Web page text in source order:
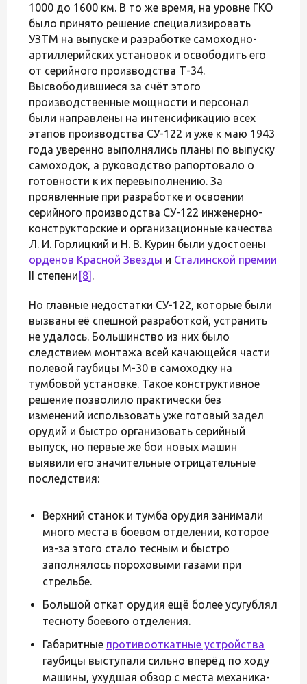
1000 до 1600 км. В то же время, на уровне ГКО
было принято решение специализировать
УЗТМ на выпуске и разработке самоходно-
артиллерийских установок и освободить его
от серийного производства Т-34.
Высвободившиеся за счёт этого
производственные мощности и персонал
были направлены на интенсификацию всех
этапов производства СУ-122 и уже к маю 1943
года уверенно выполнялись планы по выпуску
самоходок, а руководство рапортовало о
готовности к их перевыполнению. За
проявленные при разработке и освоении
серийного производства СУ-122 инженерно-
конструкторские и организационные качества
Л. И. Горлицкий и Н. В. Курин были удостоены
орденов Красной Звезды и Сталинской премии
II степени [8] .
Но главные недостатки СУ-122, которые были
вызваны её спешной разработкой, устранить
не удалось. Большинство из них было
следствием монтажа всей качающейся части
полевой гаубицы М-30 в самоходку на
тумбовой установке. Такое конструктивное
решение позволило практически без
изменений использовать уже готовый задел
орудий и быстро организовать серийный
выпуск, но первые же бои новых машин
выявили его значительные отрицательные
последствия:
Верхний станок и тумба орудия занимали
много места в боевом отделении, которое
из-за этого стало тесным и быстро
заполнялось пороховыми газами при
стрельбе.
Большой откат орудия ещё более усугублял
тесноту боевого отделения.
Габаритные противооткатные устройства
гаубицы выступали сильно вперёд по ходу
машины, ухудшая обзор с места механика-